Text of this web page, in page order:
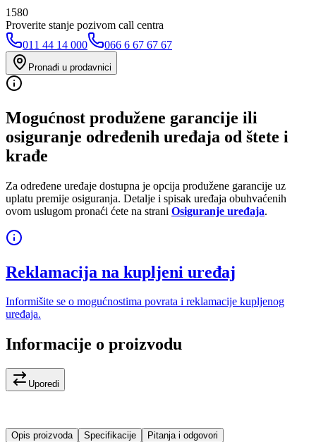
1580
Proverite stanje pozivom call centra
011 44 14 000
066 6 67 67 67
Pronađi u prodavnici
Mogućnost produžene garancije ili
osiguranje određenih uređaja od štete i
krađe
Za određene uređaje dostupna je opcija produžene garancije uz
uplatu premije osiguranja. Detalje i spisak uređaja obuhvaćenih
ovom uslugom pronaći ćete na strani Osiguranje uređaja.
Reklamacija na kupljeni uređaj
Informišite se o mogućnostima povrata i reklamacije kupljenog
uređaja.
Informacije o proizvodu
Uporedi
Opis proizvoda Specifikacije Pitanja i odgovori